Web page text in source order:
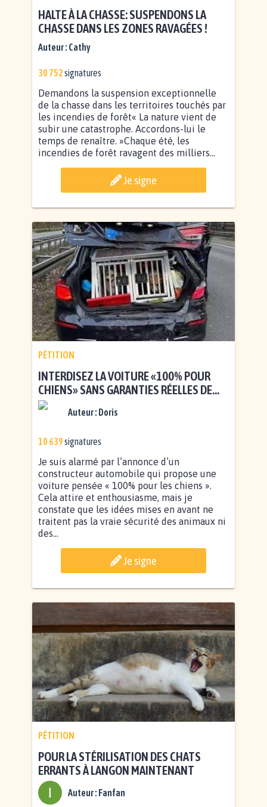
HALTE À LA CHASSE: SUSPENDONS LA
CHASSE DANS LES ZONES RAVAGÉES !
Auteur : Cathy
30 752signatures
Demandons la suspension exceptionnelle
de la chasse dans les territoires touchés par
les incendies de forêt« La nature vient de
subir une catastrophe. Accordons-lui le
temps de renaître. »Chaque été, les
incendies de forêt ravagent des milliers...
Je signe
PÉTITION
INTERDISEZ LA VOITURE «100% POUR
CHIENS» SANS GARANTIES RÉELLES DE
SÉCURITÉ
Auteur : Doris
10 639signatures
Je suis alarmé par l’annonce d’un
constructeur automobile qui propose une
voiture pensée « 100% pour les chiens ».
Cela attire et enthousiasme, mais je
constate que les idées mises en avant ne
traitent pas la vraie sécurité des animaux ni
des...
Je signe
PÉTITION
POUR LA STÉRILISATION DES CHATS
ERRANTS À LANGON MAINTENANT
Auteur : Fanfan